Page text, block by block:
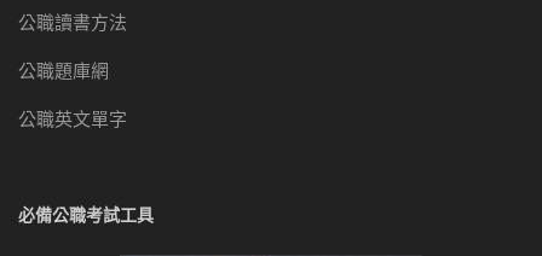
公職讀書方法
公職題庫網
公職英文單字
必備公職考試工具